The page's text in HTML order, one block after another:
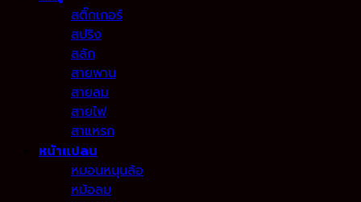
สติ๊กเกอร์
สปริง
สลัก
สายพาน
สายลม
สายไฟ
สาแหรก
หน้าแปลน
หมอนหนุนล้อ
หม้อลม